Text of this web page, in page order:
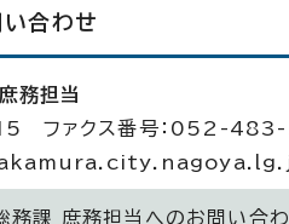
い合わせ
務担当
ファクス番号：052-
務課 庶務担当へのお問い合